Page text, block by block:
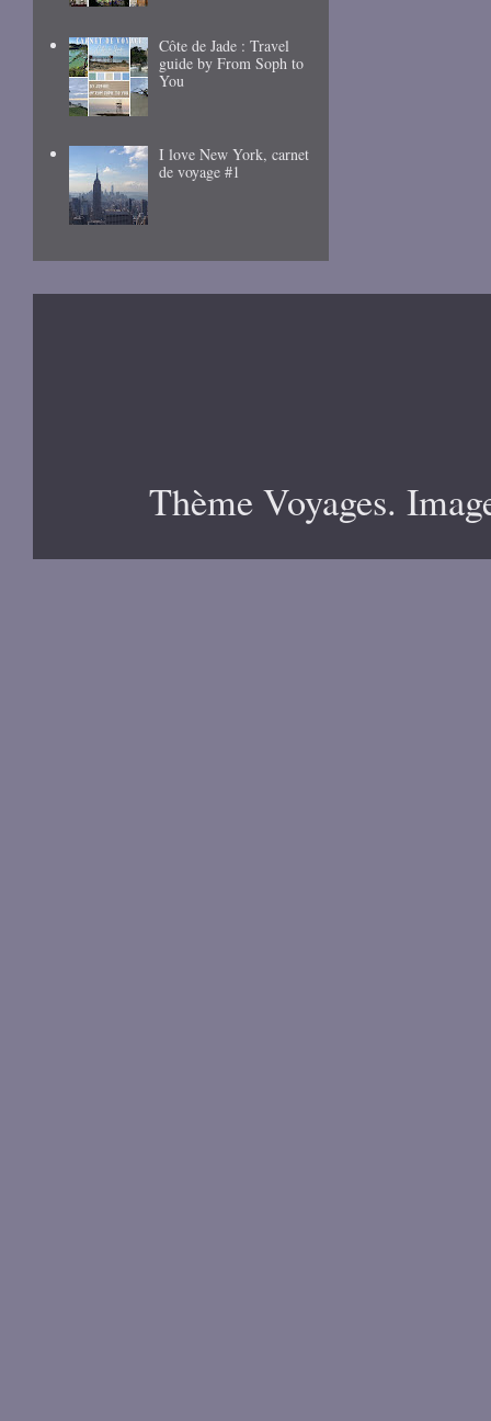
Côte de Jade : Travel
guide by From Soph to
You
I love New York, carnet
de voyage #1
Thème Voyages.